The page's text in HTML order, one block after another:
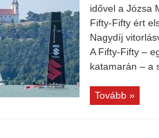
idővel a Józsa
Fifty-Fifty ért
Nagydíj
A Fifty-Fifty –
katamarán – a
Tovább »